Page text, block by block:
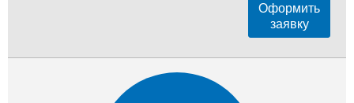
Оформить
заявку